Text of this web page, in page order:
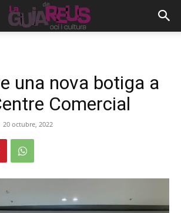
una nova botiga a
Comercial
20 octubre, 2022